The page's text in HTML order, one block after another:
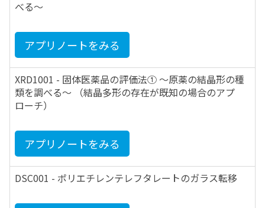
べる～
アプリノートをみる
XRD1001 - 固体医薬品の評価法① ～原薬の結晶形の種
類を調べる～ （結晶多形の存在が既知の場合のアプ
ローチ）
アプリノートをみる
DSC001 - ポリエチレンテレフタレートのガラス転移